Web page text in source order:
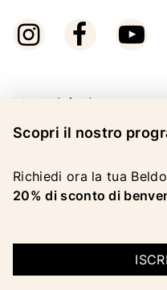
Modalità di
INFORMAZIONI LEGALI
Scopri il nostro
Richiedi ora la tua
20% di sconto di